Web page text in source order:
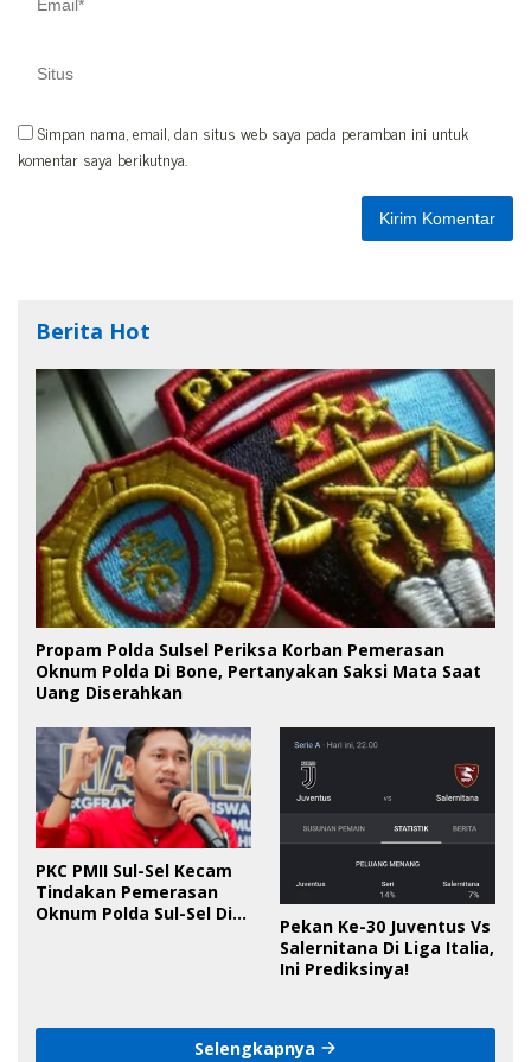
Simpan nama, email, dan situs web saya pada peramban ini untuk
komentar saya berikutnya.
Berita Hot
Propam Polda Sulsel Periksa Korban Pemerasan
Oknum Polda Di Bone, Pertanyakan Saksi Mata Saat
Uang Diserahkan
PKC PMII Sul-Sel Kecam
Tindakan Pemerasan
Oknum Polda Sul-Sel Di
Pekan Ke-30 Juventus Vs
Salernitana Di Liga Italia,
Ini Prediksinya!
Selengkapnya